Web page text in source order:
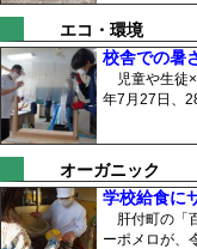
エコ・環境
校舎での暑
児童や生徒×
年7月27日、
オーガニック
学校給食に
肝付町の「
ーポメロが、